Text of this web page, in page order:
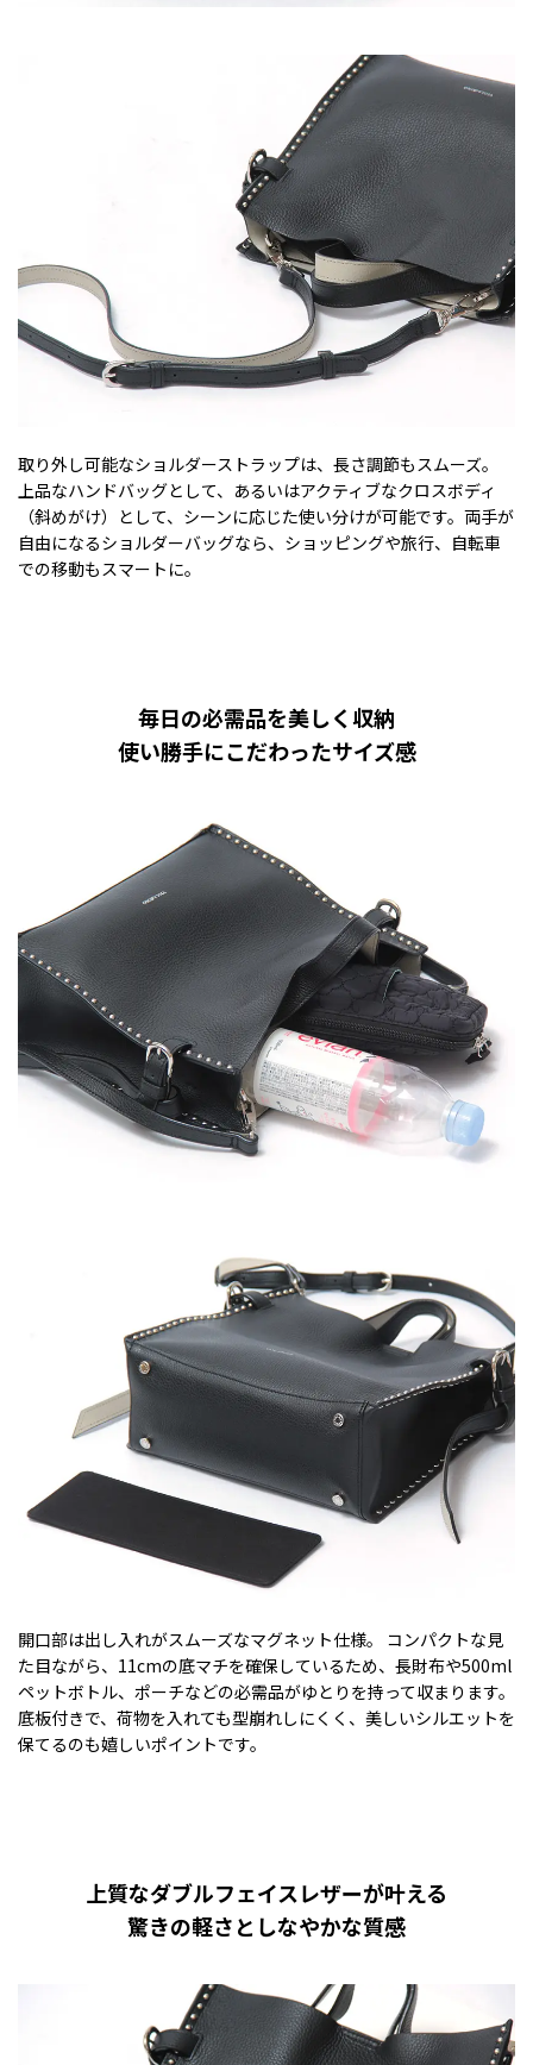
取り外し可能なショルダーストラップは、長さ調節もスムーズ。
上品なハンドバッグとして、あるいはアクティブなクロスボディ
（斜めがけ）として、シーンに応じた使い分けが可能です。両手が
自由になるショルダーバッグなら、ショッピングや旅行、自転車
での移動もスマートに。
毎日の必需品を美しく収納
使い勝手にこだわったサイズ感
開口部は出し入れがスムーズなマグネット仕様。 コンパクトな見
た目ながら、11cmの底マチを確保しているため、長財布や500ml
ペットボトル、ポーチなどの必需品がゆとりを持って収まります。
底板付きで、荷物を入れても型崩れしにくく、美しいシルエットを
保てるのも嬉しいポイントです。
上質なダブルフェイスレザーが叶える
驚きの軽さとしなやかな質感